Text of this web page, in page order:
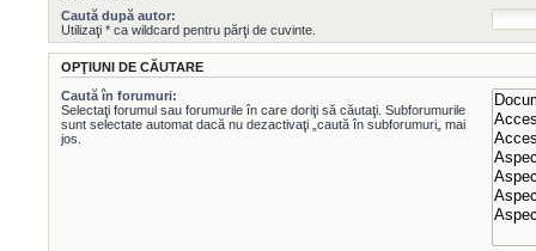
Caută după autor:
Utilizaţi * ca wildcard pentru părţi de cuvinte.
OPŢIUNI DE CĂUTARE
Caută în forumuri:
Selectaţi forumul sau forumurile în care doriţi să căutaţi. Subforumurile
sunt selectate automat dacă nu dezactivaţi „caută în subforumuri„ mai
jos.